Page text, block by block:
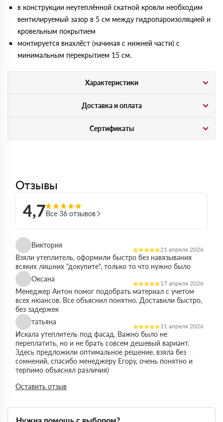
в конструкции неутеплённой скатной кровли необходим
вентилируемый зазор в 5 см между гидропароизоляцией и
кровельным покрытием
монтируется внахлёст (начиная с нижней части) с
минимальным перекрытием 15 см.
Характеристики
Доставка и оплата
Сертификаты
Отзывы
4,7Все 36 отзывов
Виктория
21 апреля 2026
Взяли утеплитель, оформили быстро без навязывания
всяких лишних "докупите", только то что нужно было
Оксана
17 апреля 2026
Менеджер Антон помог подобрать материал с учетом
всех нюансов. Все объяснил понятно. Доставили быстро,
без задержек
татьяна
11 апреля 2026
Искала утеплитель под фасад. Важно было не
переплатить, но и не брать совсем дешевый вариант.
Здесь предложили оптимальное решение, взяла без
сомнений, спасибо менеджеру Егору, очень понятно и
терпимо объяснял различия)
Оставить отзыв